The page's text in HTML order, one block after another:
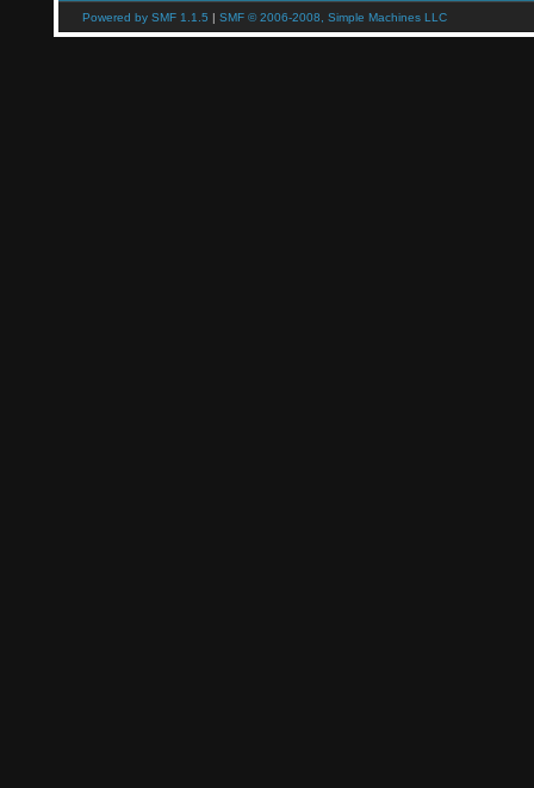
Powered by SMF 1.1.5 | SMF © 2006-2008, Simple Machines LLC